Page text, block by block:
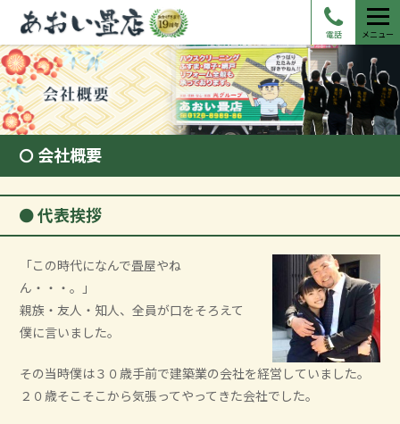
電話 メニュー
会社概要
代表挨拶
「この時代になんで畳屋やね
ん・・・。」
親族・友人・知人、全員が口をそろえて
僕に言いました。
その当時僕は３０歳手前で建築業の会社を経営していました。
２０歳そこそこから気張ってやってきた会社でした。